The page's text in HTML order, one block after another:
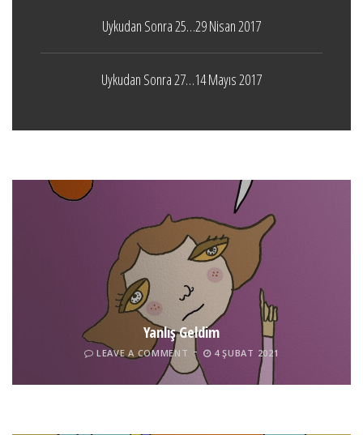
Uykudan Sonra 25…29 Nisan 2017
Uykudan Sonra 27…14 Mayıs 2017
Yanlış Geldim
LEAVE A COMMENT 4 ŞUBAT 2021
Tel İnsan
LEAVE A COMMENT 4 ŞUBAT 2021